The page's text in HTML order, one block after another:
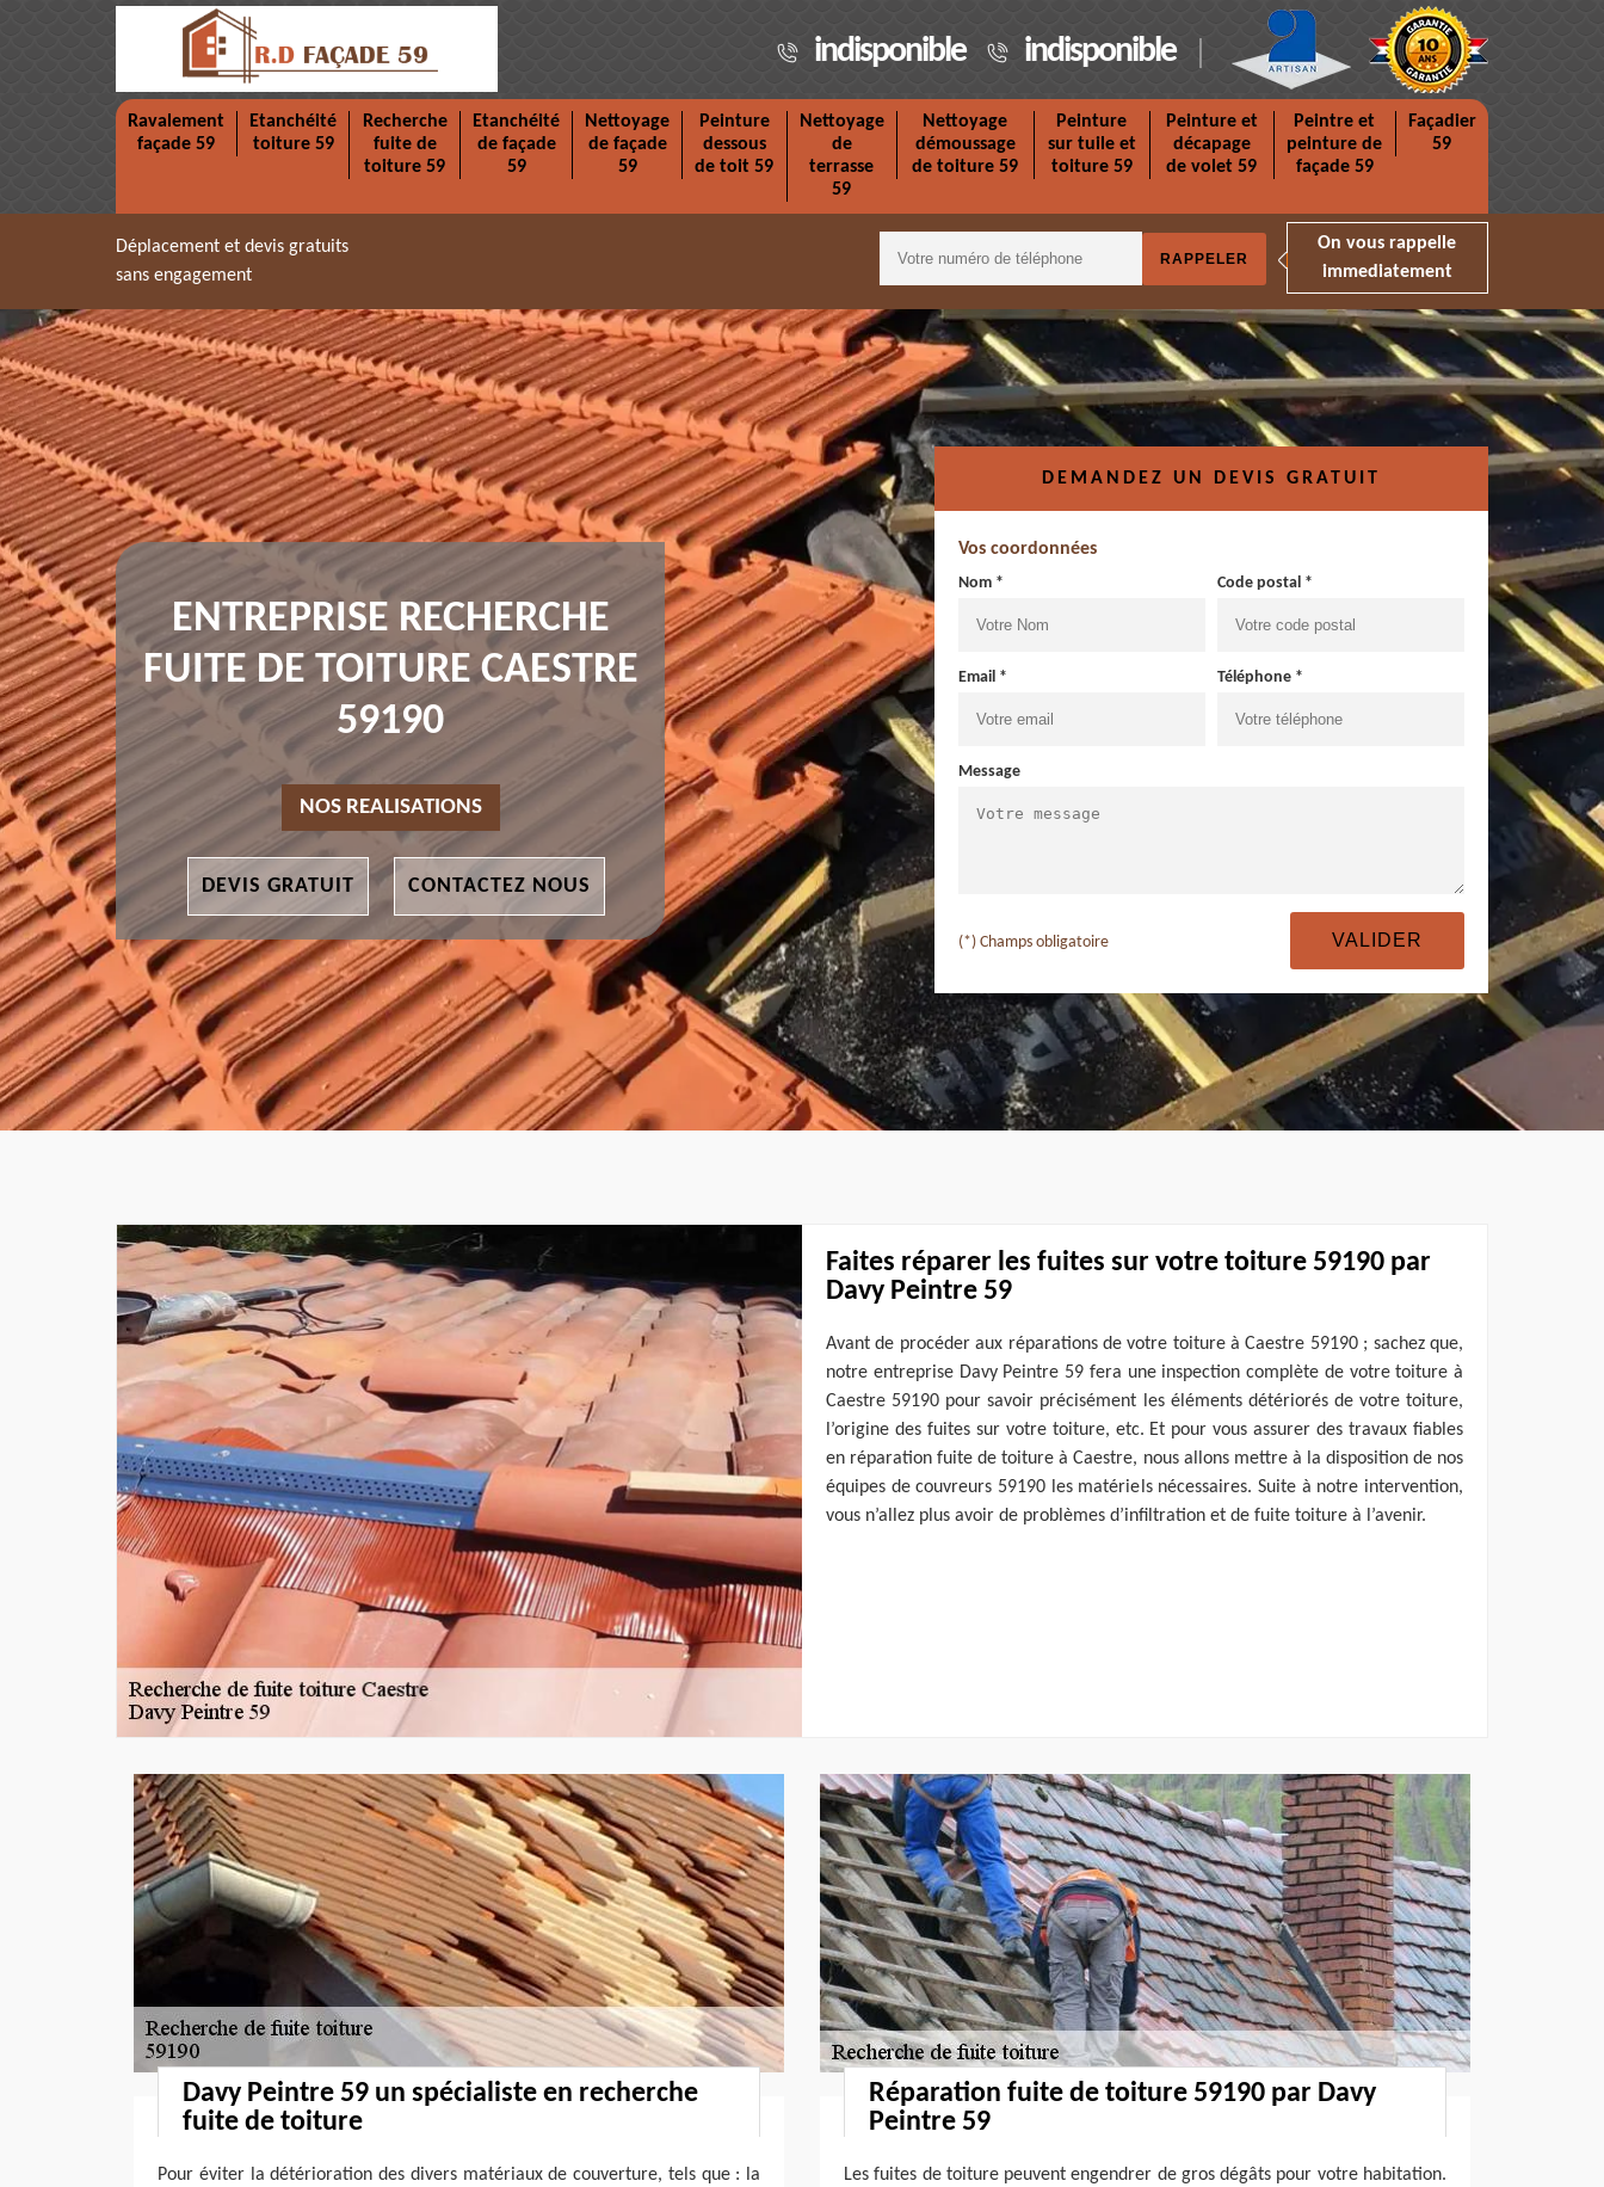
indisponible indisponible
Ravalement
façade 59
Etanchéité
toiture 59
Recherche
fuite de
toiture 59
Etanchéité
de façade
59
Nettoyage
de façade
59
Peinture
dessous
de toit 59
Nettoyage
de
terrasse
59
Nettoyage
démoussage
de toiture 59
Peinture
sur tuile et
toiture 59
Peinture et
décapage
de volet 59
Peintre et
peinture de
façade 59
Façadier
59
Déplacement et devis gratuits
sans engagement
On vous rappelle
immediatement
ENTREPRISE RECHERCHE
FUITE DE TOITURE CAESTRE
59190
NOS REALISATIONS
DEVIS GRATUIT CONTACTEZ NOUS
DEMANDEZ UN DEVIS GRATUIT
Vos coordonnées
Nom * Code postal *
Email * Téléphone *
Message
(*) Champs obligatoire
Faites réparer les fuites sur votre toiture 59190 par
Davy Peintre 59
Avant de procéder aux réparations de votre toiture à Caestre 59190 ; sachez que,
notre entreprise Davy Peintre 59 fera une inspection complète de votre toiture à
Caestre 59190 pour savoir précisément les éléments détériorés de votre toiture,
l’origine des fuites sur votre toiture, etc. Et pour vous assurer des travaux fiables
en réparation fuite de toiture à Caestre, nous allons mettre à la disposition de nos
équipes de couvreurs 59190 les matériels nécessaires. Suite à notre intervention,
vous n’allez plus avoir de problèmes d’infiltration et de fuite toiture à l’avenir.
Davy Peintre 59 un spécialiste en recherche
fuite de toiture
Pour éviter la détérioration des divers matériaux de couverture, tels que : la
Réparation fuite de toiture 59190 par Davy
Peintre 59
Les fuites de toiture peuvent engendrer de gros dégâts pour votre habitation.